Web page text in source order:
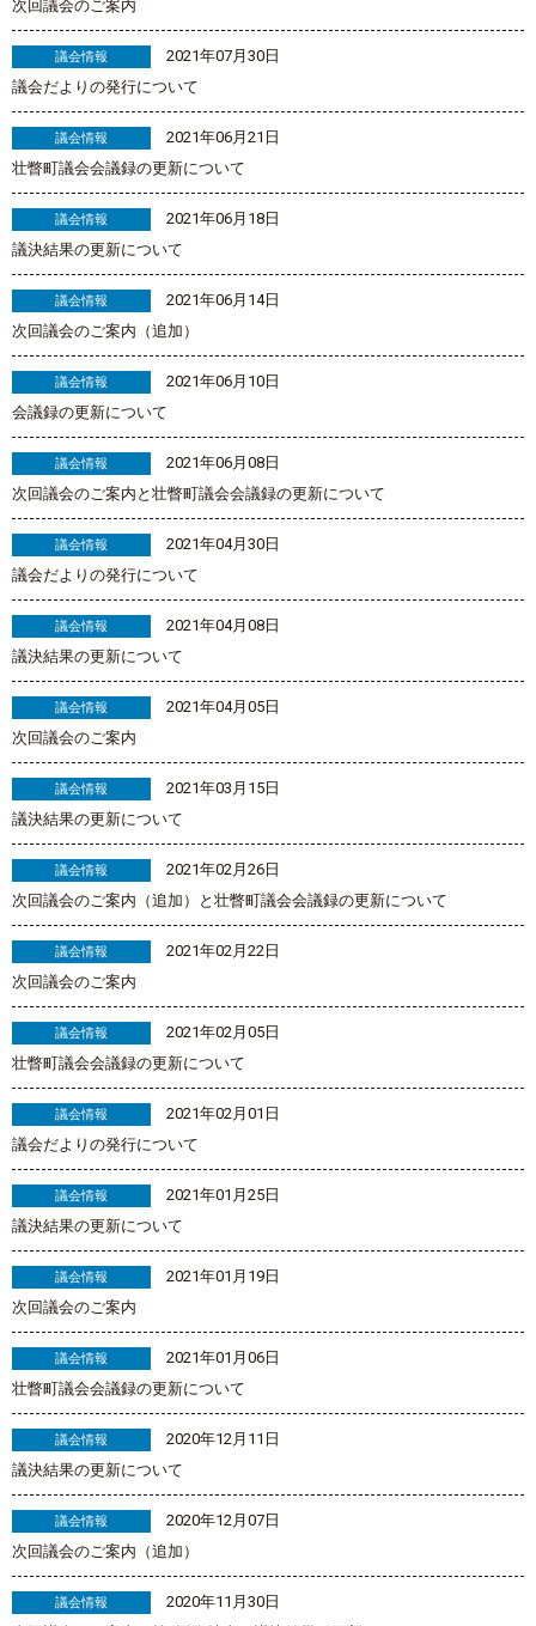
次回議会のご案内
議会情報
2021年07月30日
議会だよりの発行について
議会情報
2021年06月21日
壮瞥町議会会議録の更新について
議会情報
2021年06月18日
議決結果の更新について
議会情報
2021年06月14日
次回議会のご案内（追加）
議会情報
2021年06月10日
会議録の更新について
議会情報
2021年06月08日
次回議会のご案内と壮瞥町議会会議録の更新について
議会情報
2021年04月30日
議会だよりの発行について
議会情報
2021年04月08日
議決結果の更新について
議会情報
2021年04月05日
次回議会のご案内
議会情報
2021年03月15日
議決結果の更新について
議会情報
2021年02月26日
次回議会のご案内（追加）と壮瞥町議会会議録の更新について
議会情報
2021年02月22日
次回議会のご案内
議会情報
2021年02月05日
壮瞥町議会会議録の更新について
議会情報
2021年02月01日
議会だよりの発行について
議会情報
2021年01月25日
議決結果の更新について
議会情報
2021年01月19日
次回議会のご案内
議会情報
2021年01月06日
壮瞥町議会会議録の更新について
議会情報
2020年12月11日
議決結果の更新について
議会情報
2020年12月07日
次回議会のご案内（追加）
議会情報
2020年11月30日